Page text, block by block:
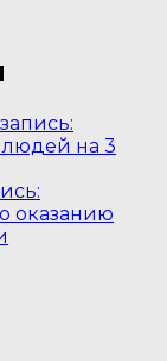
людей на 3
оказанию